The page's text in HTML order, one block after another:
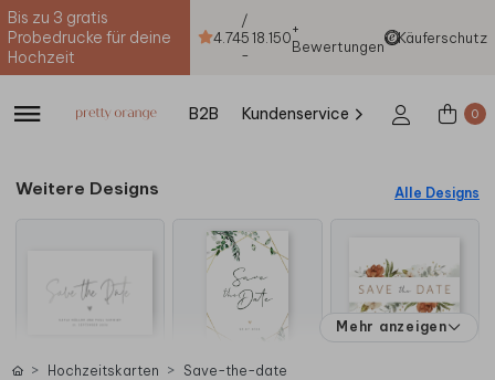
Bis zu 3 gratis
Probedrucke für deine
Hochzeit
4.74
/
5
-
18.150+
Bewertungen
Käuferschutz
B2B Kundenservice 0
Weitere Designs Alle Designs
Mehr anzeigen
Hochzeitskarten Save-the-date